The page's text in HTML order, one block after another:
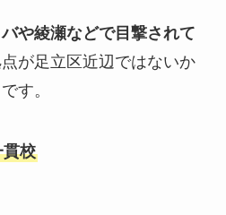
や綾瀬などで目撃されて
が足立区近辺ではないか
す。
貫校